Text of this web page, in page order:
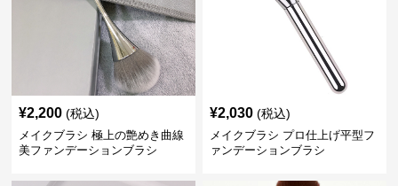
¥2,200 (税込)
メイクブラシ 極上の艶めき曲線
美ファンデーションブラシ
¥2,030 (税込)
メイクブラシ プロ仕上げ平型フ
ァンデーションブラシ